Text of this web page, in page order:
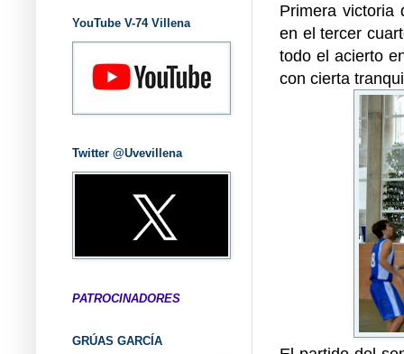
Primera victoria
en el tercer
todo el acierto
con cierta
YouTube V-74 Villena
Twitter @Uvevillena
PATROCINADORES
GRÚAS GARCÍA